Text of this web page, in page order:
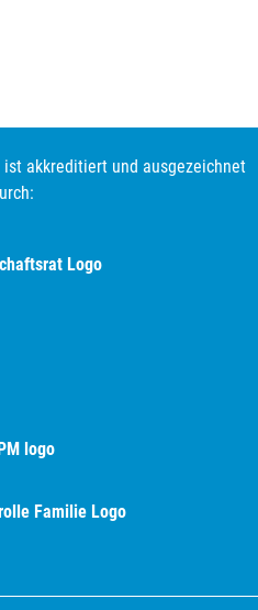
ist akkreditiert und ausgezeichnet